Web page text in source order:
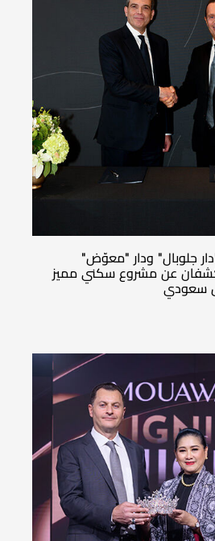
جلوبال" ودار "معوّض"
تكشفان عن مشروع سكني مميز